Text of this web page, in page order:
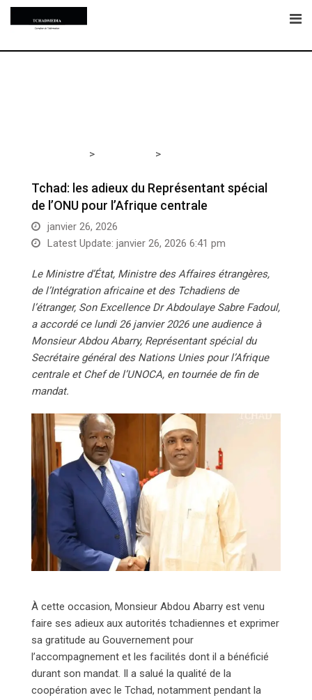
Skip
> >
Tchad: les adieux du Représentant spécial
de l’ONU pour l’Afrique centrale
janvier 26, 2026
Latest Update: janvier 26, 2026 6:41 pm
Le Ministre d’État, Ministre des Affaires étrangères,
de l’Intégration africaine et des Tchadiens de
l’étranger, Son Excellence Dr Abdoulaye Sabre Fadoul,
a accordé ce lundi 26 janvier 2026 une audience à
Monsieur Abdou Abarry, Représentant spécial du
Secrétaire général des Nations Unies pour l’Afrique
centrale et Chef de l’UNOCA, en tournée de fin de
mandat.
À cette occasion, Monsieur Abdou Abarry est venu
faire ses adieux aux autorités tchadiennes et exprimer
sa gratitude au Gouvernement pour
l’accompagnement et les facilités dont il a bénéficié
durant son mandat. Il a salué la qualité de la
coopération avec le Tchad, notamment pendant la